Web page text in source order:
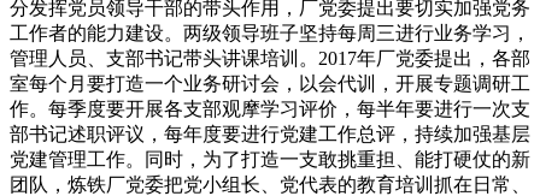
分发挥党员领导干部的带头作用，厂党委提出要切实加强党务
工作者的能力建设。两级领导班子坚持每周三进行业务学习，
管理人员、支部书记带头讲课培训。2017年厂党委提出，各部
室每个月要打造一个业务研讨会，以会代训，开展专题调研工
作。每季度要开展各支部观摩学习评价，每半年要进行一次支
部书记述职评议，每年度要进行党建工作总评，持续加强基层
党建管理工作。同时，为了打造一支敢挑重担、能打硬仗的新
团队，炼铁厂党委把党小组长、党代表的教育培训抓在日常、